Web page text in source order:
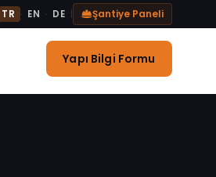
TR · EN · DE Şantiye Paneli
Yapı Bilgi Formu